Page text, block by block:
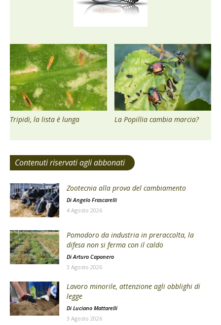
Tripidi, la lista è lunga La Popillia cambia marcia?
Contenuti riservati agli abbonati
Zootecnia alla prova del cambiamento
DiAngelo Frascarelli
4 Agosto 2026
Pomodoro da industria in preraccolta, la
difesa non si ferma con il caldo
Di Arturo Caponero
3 Agosto 2026
Lavoro minorile, attenzione agli obblighi di
legge
Di Luciano Mattarelli
3 Agosto 2026